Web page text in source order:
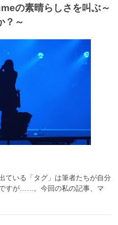
の素晴らしさを叫ぶ～
？～
ている「タグ」は筆者たちが自分
すが……。今回の私の記事、マ